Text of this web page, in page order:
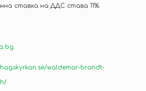
ставка на ДДС става 11%.
waldemar-brandt-